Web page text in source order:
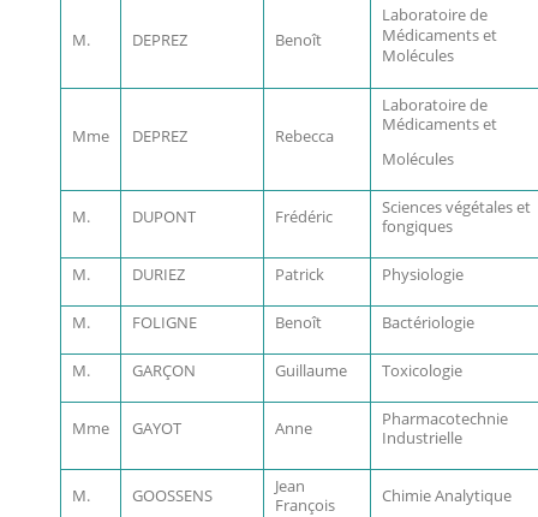
M. DEPREZ Benoît
Laboratoire de
Médicaments et
Molécules
Mme DEPREZ Rebecca
Laboratoire de
Médicaments et
Molécules
M. DUPONT Frédéric
Sciences végétales et
fongiques
M. DURIEZ Patrick Physiologie
M. FOLIGNE Benoît Bactériologie
M. GARÇON Guillaume Toxicologie
Mme GAYOT Anne
Pharmacotechnie
Industrielle
M. GOOSSENS
Jean
François
Chimie Analytique